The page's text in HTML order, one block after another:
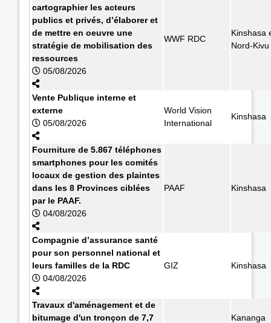
cartographier les acteurs
publics et privés, d’élaborer et
de mettre en oeuvre une
stratégie de mobilisation des
ressources
05/08/2026
WWF RDC
Kinshasa
Nord-Kivu
Vente Publique interne et
externe
05/08/2026
World Vision
International
Kinshasa
Fourniture de 5.867 téléphones
smartphones pour les comités
locaux de gestion des plaintes
dans les 8 Provinces ciblées
par le PAAF.
04/08/2026
PAAF Kinshasa
Compagnie d’assurance santé
pour son personnel national et
leurs familles de la RDC
04/08/2026
GIZ Kinshasa
Travaux d'aménagement et de
bitumage d'un tronçon de 7,7
Kananga